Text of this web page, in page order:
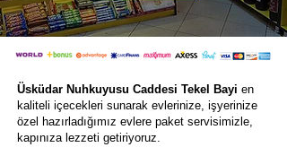
Üsküdar Nuhkuyusu Caddesi Tekel Bayi en
kaliteli içecekleri sunarak evlerinize, işyerinize
özel hazırladığımız evlere paket servisimizle,
kapınıza lezzeti getiriyoruz.